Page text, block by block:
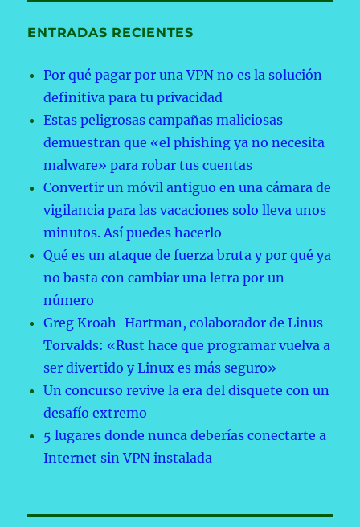
ENTRADAS RECIENTES
Por qué pagar por una VPN no es la solución
definitiva para tu privacidad
Estas peligrosas campañas maliciosas
demuestran que «el phishing ya no necesita
malware» para robar tus cuentas
Convertir un móvil antiguo en una cámara de
vigilancia para las vacaciones solo lleva unos
minutos. Así puedes hacerlo
Qué es un ataque de fuerza bruta y por qué ya
no basta con cambiar una letra por un
número
Greg Kroah-Hartman, colaborador de Linus
Torvalds: «Rust hace que programar vuelva a
ser divertido y Linux es más seguro»
Un concurso revive la era del disquete con un
desafío extremo
5 lugares donde nunca deberías conectarte a
Internet sin VPN instalada